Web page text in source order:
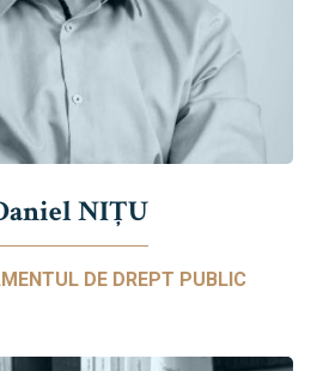
NIŢU
DE DREPT PUBLIC